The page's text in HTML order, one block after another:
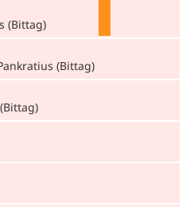
(Bittag)
(Bittag)